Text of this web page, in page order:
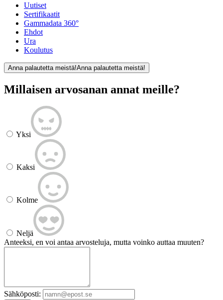
Uutiset
Sertifikaatit
Gammadata 360°
Ehdot
Ura
Koulutus
Anna palautetta meistä!Anna palautetta meistä!
Millaisen arvosanan annat meille?
Yksi
Kaksi
Kolme
Neljä
Anteeksi, en voi antaa arvosteluja, mutta voinko auttaa muuten?
Sähköposti: